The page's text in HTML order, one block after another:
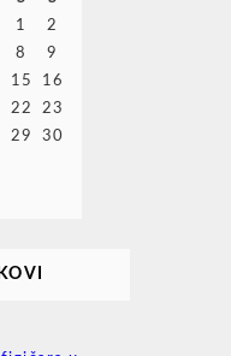
1
2
8
9
15
16
22
23
29
30